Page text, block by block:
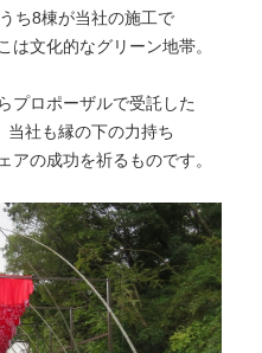
ち8棟が当社の施工で
は文化的なグリーン地帯。
プロポーザルで受託した
当社も縁の下の力持ち
アの成功を祈るものです。